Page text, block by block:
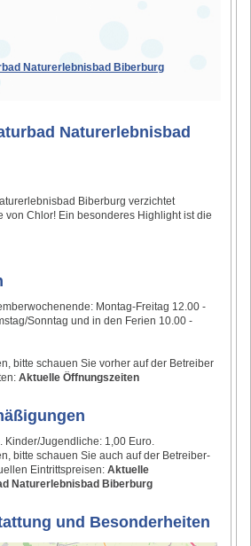
Naturerlebnisbad Biberburg
Naturerlebnisbad
Biberburg verzichtet
von Chlor! Ein besonderes Highlight ist die
Montag-Freitag 12.00 -
Sonntag und in den Ferien 10.00 -
bitte schauen Sie vorher auf der Betreiber
Aktuelle Öffnungszeiten
Kinder/Jugendliche: 1,00 Euro.
bitte schauen Sie auch auf der Betreiber-
Eintrittspreisen:Aktuelle
Naturerlebnisbad Biberburg
und Besonderheiten